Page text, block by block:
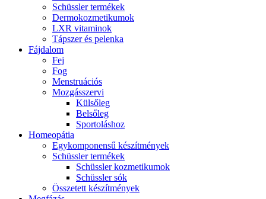
Schüssler termékek
Dermokozmetikumok
LXR vitaminok
Tápszer és pelenka
Fájdalom
Fej
Fog
Menstruációs
Mozgásszervi
Külsőleg
Belsőleg
Sportoláshoz
Homeopátia
Egykomponensű készítmények
Schüssler termékek
Schüssler kozmetikumok
Schüssler sók
Összetett készítmények